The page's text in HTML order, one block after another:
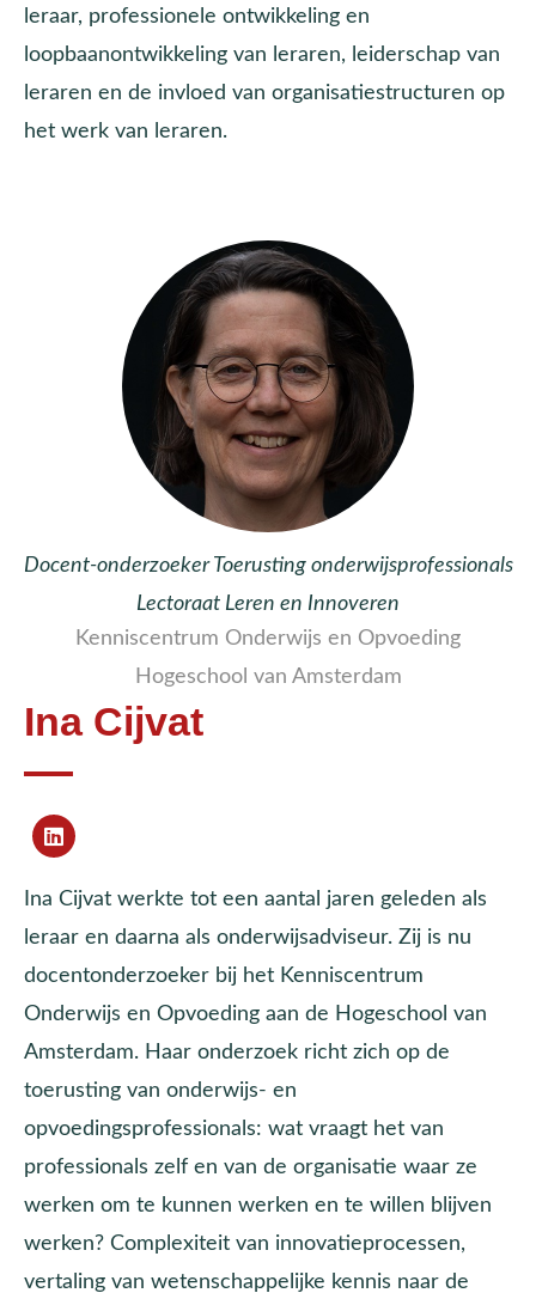
leraar, professionele ontwikkeling en
loopbaanontwikkeling van leraren, leiderschap van
leraren en de invloed van organisatiestructuren op
het werk van leraren.
Docent-onderzoeker Toerusting onderwijsprofessionals
Lectoraat Leren en Innoveren
Kenniscentrum Onderwijs en Opvoeding
Hogeschool van Amsterdam
Ina Cijvat
Ina Cijvat werkte tot een aantal jaren geleden als
leraar en daarna als onderwijsadviseur. Zij is nu
docentonderzoeker bij het Kenniscentrum
Onderwijs en Opvoeding aan de Hogeschool van
Amsterdam. Haar onderzoek richt zich op de
toerusting van onderwijs- en
opvoedingsprofessionals: wat vraagt het van
professionals zelf en van de organisatie waar ze
werken om te kunnen werken en te willen blijven
werken? Complexiteit van innovatieprocessen,
vertaling van wetenschappelijke kennis naar de